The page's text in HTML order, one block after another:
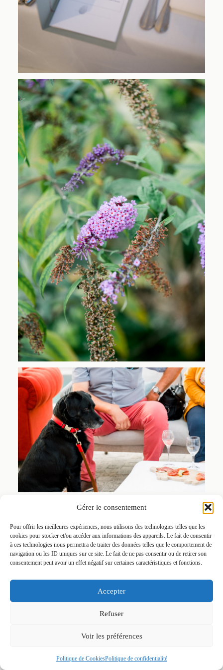
Gérer le consentement
Pour offrir les meilleures expériences, nous utilisons des technologies telles que les
cookies pour stocker et/ou accéder aux informations des appareils. Le fait de consentir
à ces technologies nous permettra de traiter des données telles que le comportement de
navigation ou les ID uniques sur ce site. Le fait de ne pas consentir ou de retirer son
consentement peut avoir un effet négatif sur certaines caractéristiques et fonctions.
Accepter
Refuser
Voir les préférences
Politique de CookiesPolitique de confidentialité